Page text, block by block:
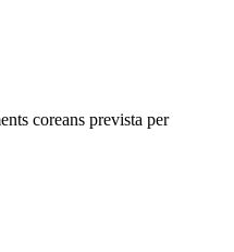
coreans prevista per